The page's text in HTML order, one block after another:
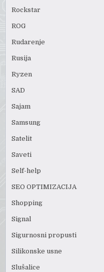
Rockstar
ROG
Rudarenje
Rusija
Ryzen
SAD
Sajam
Samsung
Satelit
Saveti
Self-help
SEO OPTIMIZACIJA
Shopping
Signal
Sigurnosni propusti
Silikonske usne
Slušalice